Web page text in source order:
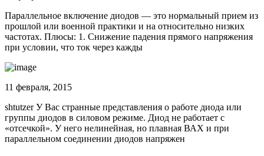
Параллельное включение диодов — это нормальный прием из
прошлой или военной практики и на относительно низких
частотах. Плюсы: 1. Снижение падения прямого напряжения
при условии, что ток через кажды
11 февраля, 2015
shtutzer У Вас странные представления о работе диода или
группы диодов в силовом режиме. Диод не работает с
«отсечкой». У него нелинейная, но плавная ВАХ и при
параллельном соединении диодов напряжен